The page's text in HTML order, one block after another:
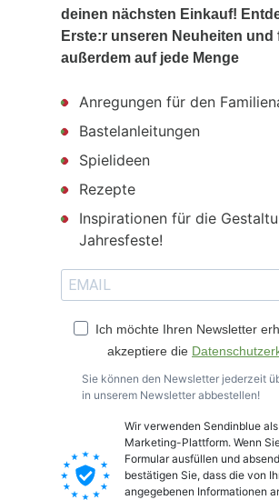
deinen nächsten Einkauf!
Erste:r unseren Neuheiten und
außerdem auf jede Menge
Anregungen für den
Bastelanleitungen
Spielideen
Rezepte
Inspirationen für die
Jahresfeste!
Ich möchte Ihren Newsletter
akzeptiere die
Sie können den Newsletter jederzeit
in unserem Newsletter abbestellen!
Wir verwenden Sendinblue
Marketing-Plattform. Wenn
Formular ausfüllen und
bestätigen Sie, dass die von
angegebenen Informationen